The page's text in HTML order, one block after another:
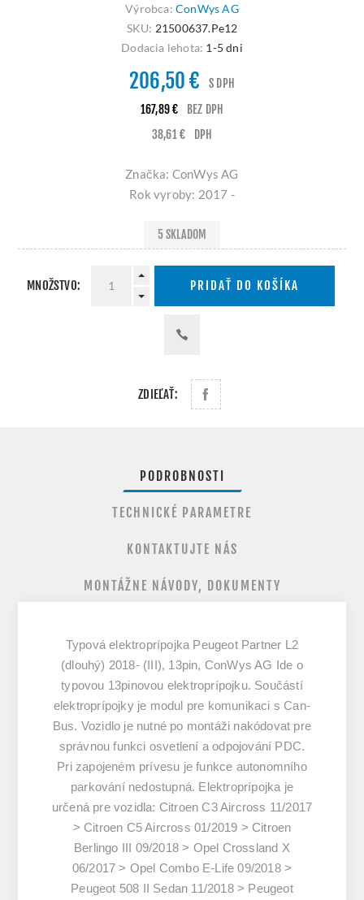
Výrobca: ConWys AG
SKU: 21500637.Pe12
Dodacia lehota: 1-5 dni
206,50 €
S DPH
167,89 €
BEZ DPH
38,61 €
DPH
Značka: ConWys AG
Rok vyroby: 2017 -
5 SKLADOM
MNOŽSTVO: PRIDAŤ DO KOŠÍKA
ZDIEĽAŤ:
PODROBNOSTI
TECHNICKÉ PARAMETRE
KONTAKTUJTE NÁS
MONTÁŽNE NÁVODY, DOKUMENTY
Typová elektroprípojka Peugeot Partner L2
(dlouhý) 2018- (III), 13pin, ConWys AG Ide o
typovou 13pinovou elektroprípojku. Součástí
elektroprípojky je modul pre komunikaci s Can-
Bus. Vozidlo je nutné po montáži nakódovat pre
správnou funkci osvetlení a odpojování PDC.
Pri zapojeném prívesu je funkce autonomního
parkování nedostupná. Elektroprípojka je
určená pre vozidla: Citroen C3 Aircross 11/2017
> Citroen C5 Aircross 01/2019 > Citroen
Berlingo III 09/2018 > Opel Crossland X
06/2017 > Opel Combo E-Life 09/2018 >
Peugeot 508 II Sedan 11/2018 > Peugeot